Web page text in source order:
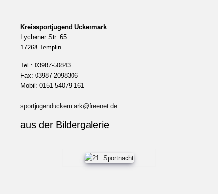
Kreissportjugend Uckermark
Lychener Str. 65
17268 Templin
Tel.: 03987-50843
Fax: 03987-2098306
Mobil: 0151 54079 161
sportjugenduckermark@freenet.de
aus der Bildergalerie